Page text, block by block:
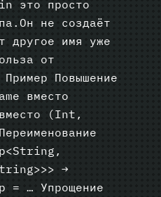
это просто
не создаёт
другое имя уже
от
Повышение
вместо
(Int,
→
= … Упрощение